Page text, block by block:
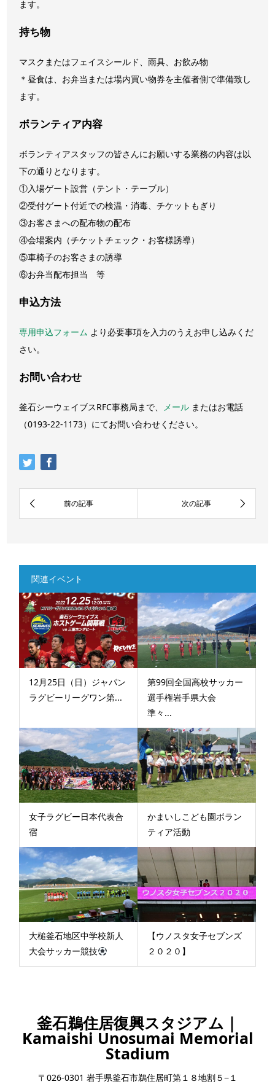
ます。
持ち物
マスクまたはフェイスシールド、雨具、お飲み物
＊昼食は、お弁当または場内買い物券を主催者側で準備致し
ます。
ボランティア内容
ボランティアスタッフの皆さんにお願いする業務の内容は以
下の通りとなります。
①入場ゲート設営（テント・テーブル）
②受付ゲート付近での検温・消毒、チケットもぎり
③お客さまへの配布物の配布
④会場案内（チケットチェック・お客様誘導）
⑤車椅子のお客さまの誘導
⑥お弁当配布担当 等
申込方法
専用申込フォーム より必要事項を入力のうえお申し込みくだ
さい。
お問い合わせ
釜石シーウェイブスRFC事務局まで、 メール またはお電話
（0193-22-1173）にてお問い合わせください。
関連イベント
12月25日（日）ジャパン
ラグビーリーグワン第...
第99回全国高校サッカー
選手権岩手県大会
準々...
女子ラグビー日本代表合
宿
かまいしこども園ボラン
ティア活動
大槌釜石地区中学校新人
大会サッカー競技
【ウノスタ女子セブンズ
２０２０】
釜石鵜住居復興スタジアム｜
Kamaishi Unosumai Memorial
Stadium
〒026-0301 岩手県釜石市鵜住居町第１８地割５−１